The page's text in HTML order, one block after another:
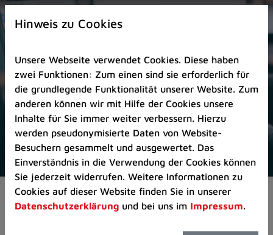
Zur
Startseite
Zum
Seitenanfang
springen
(Schnelltaste
A)
Zur
Navigation/Menü
springen
(Schnelltaste
M)
Zur
Aktuelles Pressemitteilungen
Hinweis zu Cookies
Unsere Webseite verwendet Cookies. Diese haben
zwei Funktionen: Zum einen sind sie erforderlich für
die grundlegende Funktionalität unserer Website. Zum
anderen können wir mit Hilfe der Cookies unsere
Inhalte für Sie immer weiter verbessern. Hierzu
werden pseudonymisierte Daten von Website-
Besuchern gesammelt und ausgewertet. Das
Einverständnis in die Verwendung der Cookies können
Sie jederzeit widerrufen. Weitere Informationen zu
Cookies auf dieser Website finden Sie in unserer
Datenschutzerklärung und bei uns im Impressum.